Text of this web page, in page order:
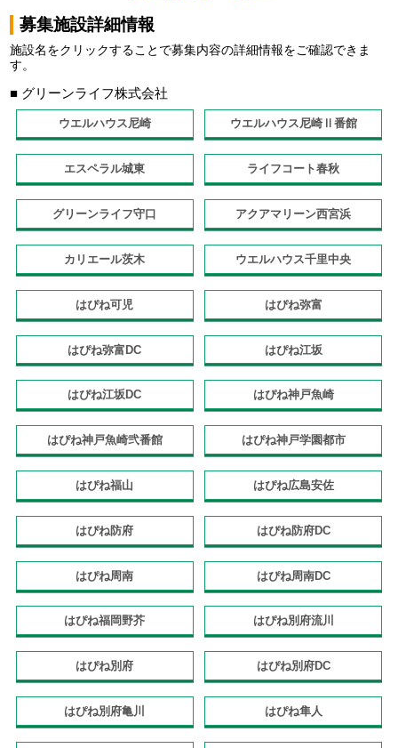
募集施設詳細情報
施設名をクリックすることで募集内容の詳細情報をご確認できま
す。
■ グリーンライフ株式会社
ウエルハウス尼崎 ウエルハウス尼崎Ⅱ番館
エスペラル城東 ライフコート春秋
グリーンライフ守口 アクアマリーン西宮浜
カリエール茨木 ウエルハウス千里中央
はぴね可児 はぴね弥富
はぴね弥富DC はぴね江坂
はぴね江坂DC はぴね神戸魚崎
はぴね神戸魚崎弐番館 はぴね神戸学園都市
はぴね福山 はぴね広島安佐
はぴね防府 はぴね防府DC
はぴね周南 はぴね周南DC
はぴね福岡野芥 はぴね別府流川
はぴね別府 はぴね別府DC
はぴね別府亀川 はぴね隼人